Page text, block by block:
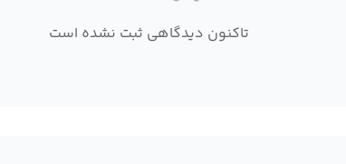
تاکنون دیدگاهی ثبت نشده است